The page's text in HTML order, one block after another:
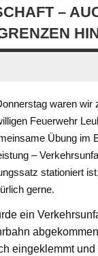
–
waren wir
Feuerwehr
Übung im
–
stationiert
gerne.
ein
eingeklemmt und